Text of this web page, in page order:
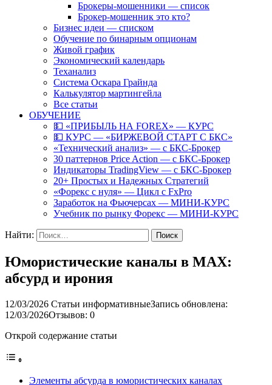
Брокеры-мошенники — список
Брокер-мошенник это кто?
Бизнес идеи — списком
Обучение по бинарным опционам
Живой график
Экономический календарь
Теханализ
Система Оскара Грайнда
Калькулятор мартингейла
Все статьи
ОБУЧЕНИЕ
💵 «ПРИБЫЛЬ НА FOREX» — КУРС
💵 КУРС — «БИРЖЕВОЙ СТАРТ С БКС»
«Технический анализ» — с БКС-Брокер
30 паттернов Price Action — с БКС-Брокер
Индикаторы TradingView — с БКС-Брокер
20+ Простых и Надежных Стратегий
«Форекс с нуля» — Цикл с FxPro
Заработок на Фьючерсах — МИНИ-КУРС
Учебник по рынку Форекс — МИНИ-КУРС
Найти:
Юмористические каналы в MAX:
абсурд и ирония
12/03/2026 Статьи информативныеЗапись обновлена:
12/03/2026Отзывов: 0
Открой содержание статьи
Элементы абсурда в юмористических каналах